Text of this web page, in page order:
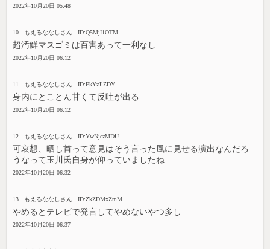
2022年10月20日 05:48
10. もえるななしさん. ID:Q5MjI1OTM
超汚鮮マスゴミは百害あって一利なし
2022年10月20日 06:12
11. もえるななしさん. ID:FkYzJlZDY
身内にとことん甘くて反吐が出る
2022年10月20日 06:12
12. もえるななしさん. ID:YwNjczMDU
可哀想、晒し首って意見はそう言った風に見せる演出なんだろ
うなって玉川氏自身が仰っていましたね
2022年10月20日 06:32
13. もえるななしさん. ID:ZkZDMxZmM
やめるとテレビで発言してやめないやつ多し
2022年10月20日 06:37